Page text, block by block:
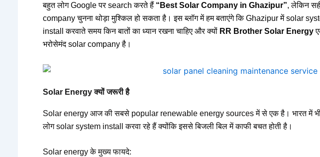
बहुत लोग Google पर search करते हैं “Best Solar Company in Ghazipur”, लेकिन
company चुनना थोड़ा मुश्किल हो सकता है। इस ब्लॉग में हम बताएंगे कि Ghazipur में solar
install करवाते समय किन बातों का ध्यान रखना चाहिए और क्यों RR Brother Solar Energy
भरोसेमंद solar company है।
Solar Energy क्यों जरूरी है
Solar energy आज की सबसे popular renewable energy sources में से एक है। भारत में
लोग solar system install करवा रहे हैं क्योंकि इससे बिजली बिल में काफी बचत होती है।
Solar energy के मुख्य फायदे: